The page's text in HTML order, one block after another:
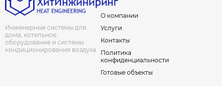
Инженерные системы для
дома, котельное
оборудование и системы
кондиционирования воздуха
О компании
Услуги
Контакты
Политика
конфиденциальности
Готовые объекты